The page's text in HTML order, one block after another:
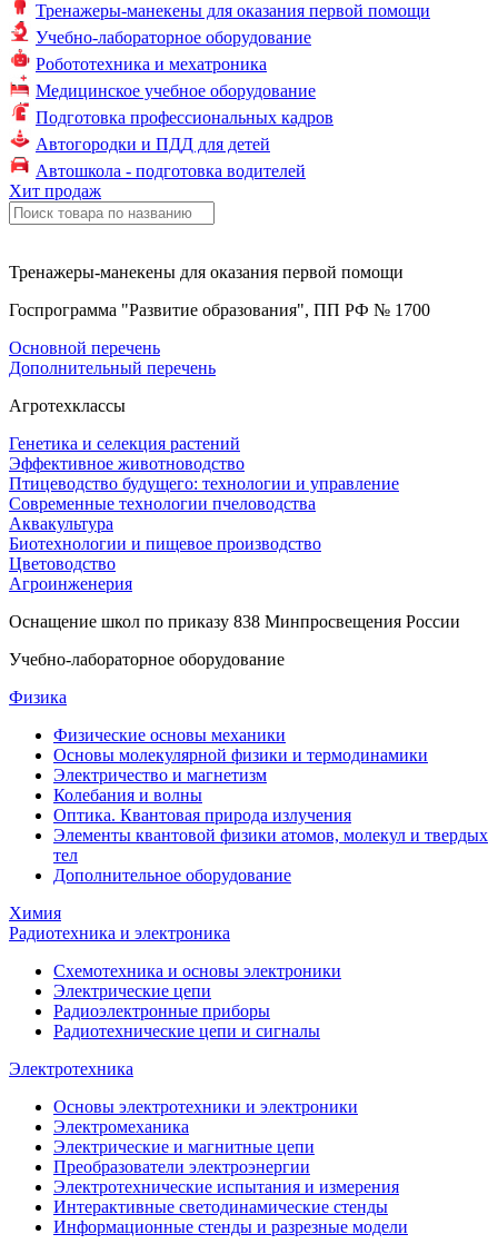
Тренажеры-манекены для оказания первой помощи
Учебно-лабораторное оборудование
Робототехника и мехатроника
Медицинское учебное оборудование
Подготовка профессиональных кадров
Автогородки и ПДД для детей
Автошкола - подготовка водителей
Хит продаж
Тренажеры-манекены для оказания первой помощи
Госпрограмма "Развитие образования", ПП РФ № 1700
Основной перечень
Дополнительный перечень
Агротехклассы
Генетика и селекция растений
Эффективное животноводство
Птицеводство будущего: технологии и управление
Современные технологии пчеловодства
Аквакультура
Биотехнологии и пищевое производство
Цветоводство
Агроинженерия
Оснащение школ по приказу 838 Минпросвещения России
Учебно-лабораторное оборудование
Физика
Физические основы механики
Основы молекулярной физики и термодинамики
Электричество и магнетизм
Колебания и волны
Оптика. Квантовая природа излучения
Элементы квантовой физики атомов, молекул и твердых
тел
Дополнительное оборудование
Химия
Радиотехника и электроника
Схемотехника и основы электроники
Электрические цепи
Радиоэлектронные приборы
Радиотехнические цепи и сигналы
Электротехника
Основы электротехники и электроники
Электромеханика
Электрические и магнитные цепи
Преобразователи электроэнергии
Электротехнические испытания и измерения
Интерактивные светодинамические стенды
Информационные стенды и разрезные модели